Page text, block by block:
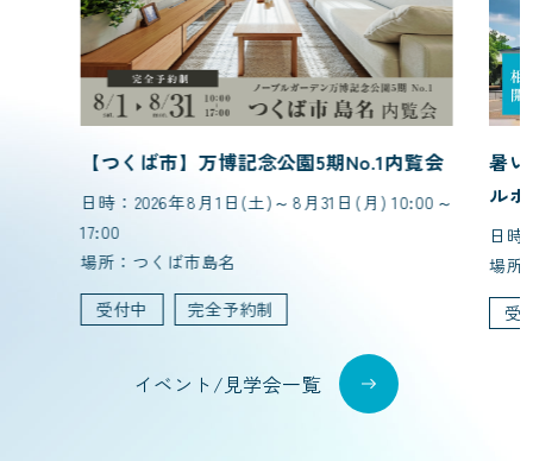
【つくば市】万博記念公園5期No.1内覧会
日時：2026年8月1日(土)～8月31日(月) 10:00～
17:00
場所：つくば市島名
受付中
完全予約制
暑
ル
日時
場所
受
イベント/見学会一覧